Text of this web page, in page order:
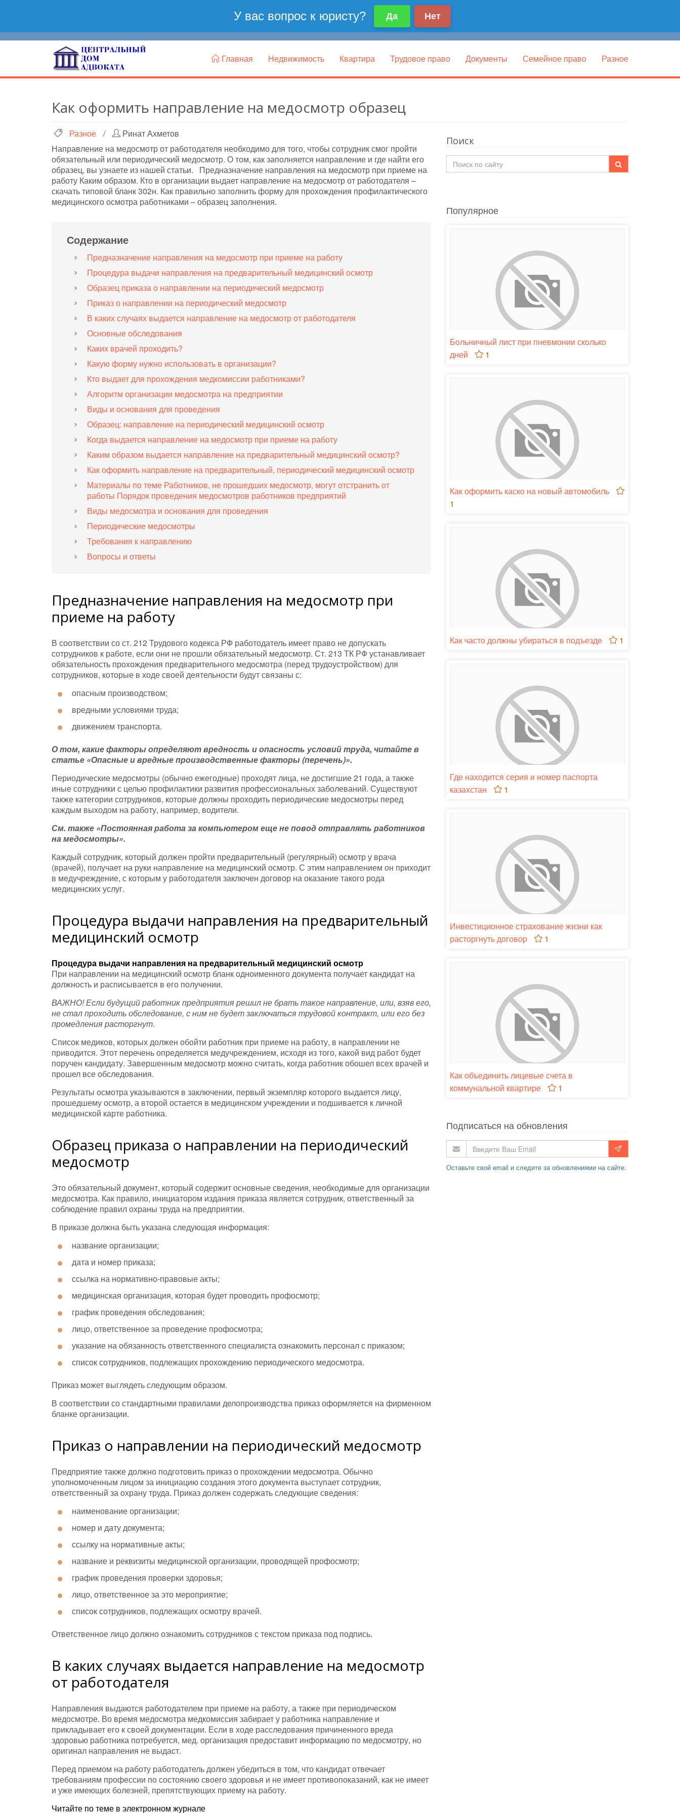
Главная Недвижимость Квартира Трудовое право Документы Семейное право Разное
Как оформить направление на медосмотр образец
Разное /
Ринат Ахметов
Направление на медосмотр от работодателя необходимо для того, чтобы сотрудник смог пройти
обязательный или периодический медосмотр. О том, как заполняется направление и где найти его
образец, вы узнаете из нашей статьи. Предназначение направления на медосмотр при приеме на
работу Каким образом. Кто в организации выдает направление на медосмотр от работодателя –
скачать типовой бланк 302н. Как правильно заполнить форму для прохождения профилактического
медицинского осмотра работниками – образец заполнения.
Содержание
Предназначение направления на медосмотр при приеме на работу
Процедура выдачи направления на предварительный медицинский осмотр
Образец приказа о направлении на периодический медосмотр
Приказ о направлении на периодический медосмотр
В каких случаях выдается направление на медосмотр от работодателя
Основные обследования
Каких врачей проходить?
Какую форму нужно использовать в организации?
Кто выдает для прохождения медкомиссии работниками?
Алгоритм организации медосмотра на предприятии
Виды и основания для проведения
Образец: направление на периодический медицинский осмотр
Когда выдается направление на медосмотр при приеме на работу
Каким образом выдается направление на предварительный медицинский осмотр?
Как оформить направление на предварительный, периодический медицинский осмотр
Материалы по теме Работников, не прошедших медосмотр, могут отстранить от
работы Порядок проведения медосмотров работников предприятий
Виды медосмотра и основания для проведения
Периодические медосмотры
Требования к направлению
Вопросы и ответы
Предназначение направления на медосмотр при
приеме на работу
В соответствии со ст. 212 Трудового кодекса РФ работодатель имеет право не допускать
сотрудников к работе, если они не прошли обязательный медосмотр. Ст. 213 ТК РФ устанавливает
обязательность прохождения предварительного медосмотра (перед трудоустройством) для
сотрудников, которые в ходе своей деятельности будут связаны с:
опасным производством;
вредными условиями труда;
движением транспорта.
О том, какие факторы определяют вредность и опасность условий труда, читайте в
статье «Опасные и вредные производственные факторы (перечень)».
Периодические медосмотры (обычно ежегодные) проходят лица, не достигшие 21 года, а также
иные сотрудники с целью профилактики развития профессиональных заболеваний. Существуют
также категории сотрудников, которые должны проходить периодические медосмотры перед
каждым выходом на работу, например, водители.
См. также «Постоянная работа за компьютером еще не повод отправлять работников
на медосмотры».
Каждый сотрудник, который должен пройти предварительный (регулярный) осмотр у врача
(врачей), получает на руки направление на медицинский осмотр. С этим направлением он приходит
в медучреждение, с которым у работодателя заключен договор на оказание такого рода
медицинских услуг.
Процедура выдачи направления на предварительный
медицинский осмотр
Процедура выдачи направления на предварительный медицинский осмотр
При направлении на медицинский осмотр бланкодноименного документа получает кандидат на
должность и расписывается в его получении.
ВАЖНО! Если будущий работник предприятия решил не брать такое направление, или, взяв его,
не стал проходить обследование, с ним не будет заключаться трудовой контракт, или его без
промедления расторгнут.
Список медиков, которых должен обойти работник при приеме на работу, в направлении не
приводится. Этот перечень определяется медучреждением, исходя из того, какой вид работ будет
поручен кандидату. Завершенным медосмотр можно считать, когда работник обошел всех врачей и
прошел все обследования.
Результаты осмотра указываются в заключении, первый экземпляр которого выдается лицу,
прошедшему осмотр, а второй остается в медицинском учреждении и подшивается к личной
медицинской карте работника.
Образец приказа о направлении на периодический
медосмотр
Это обязательный документ, который содержит основные сведения, необходимые для организации
медосмотра. Как правило, инициатором издания приказа является сотрудник, ответственный за
соблюдение правил охраны труда на предприятии.
В приказе должна быть указана следующая информация:
название организации;
дата и номер приказа;
ссылка на нормативно-правовые акты;
медицинская организация, которая будет проводить профосмотр;
график проведения обследования;
лицо, ответственное за проведение профосмотра;
указание на обязанность ответственного специалиста ознакомить персонал с приказом;
список сотрудников, подлежащих прохождению периодического медосмотра.
Приказ может выглядеть следующим образом.
В соответствии со стандартными правилами делопроизводства приказ оформляется на фирменном
бланке организации.
Приказ о направлении на периодический медосмотр
Предприятие также должно подготовить приказ о прохождении медосмотра. Обычно
уполномоченным лицом за инициацию создания этого документа выступает сотрудник,
ответственный за охрану труда. Приказ должен содержать следующие сведения:
наименование организации;
номер и дату документа;
ссылку на нормативные акты;
название и реквизиты медицинской организации, проводящей профосмотр;
график проведения проверки здоровья;
лицо, ответственное за это мероприятие;
список сотрудников, подлежащих осмотру врачей.
Ответственное лицо должно ознакомить сотрудников с текстом приказа под подпись.
В каких случаях выдается направление на медосмотр
от работодателя
Направления выдаются работодателем при приеме на работу, а также при периодическом
медосмотре. Во время медосмотра медкомиссия забирает у работника направление и
прикладывает его к своей документации. Если в ходе расследования причиненного вреда
здоровью работника потребуется, мед. организация предоставит информацию по медосмотру, но
оригинал направления не выдаст.
Перед приемом на работу работодатель должен убедиться в том, что кандидат отвечает
требованиям профессии по состоянию своего здоровья и не имеет противопоказаний, как не имеет
и уже имеющих болезней, препятствующих приему на работу.
Читайте по теме в электронном журнале
Поиск
Популярное
Больничный лист при пневмонии сколько
дней
1
Как оформить каско на новый автомобиль
1
Как часто должны убираться в подъезде 1
Где находится серия и номер паспорта
казахстан
1
Инвестиционное страхование жизни как
расторгнуть договор
1
Как объединить лицевые счета в
коммунальной квартире
1
Подписаться на обновления
Оставьте свой email и следите за обновлениями на сайте.